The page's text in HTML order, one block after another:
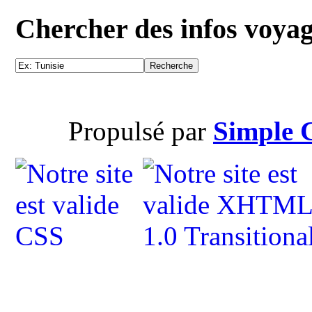
Chercher des infos
Propulsé par Simple